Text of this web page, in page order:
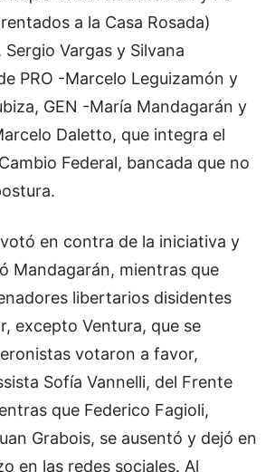
a la Casa Rosada)
Vargas y Silvana
PRO -Marcelo Leguizamón y
GEN -María Mandagarán y
Daletto, que integra el
Federal, bancada que no
votó en contra de la iniciativa y
Mandagarán, mientras que
libertarios disidentes
excepto Ventura, que se
votaron a favor,
Sofía Vannelli, del Frente
que Federico Fagioli,
Grabois, se ausentó y dejó en
en las redes sociales. Al